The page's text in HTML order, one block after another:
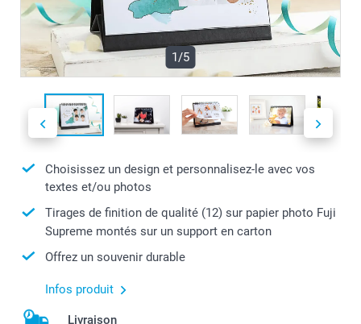
1/5
Choisissez un design et personnalisez-le avec vos
textes et/ou photos
Tirages de finition de qualité (12) sur papier photo Fuji
Supreme montés sur un support en carton
Offrez un souvenir durable
Infos produit
Livraison